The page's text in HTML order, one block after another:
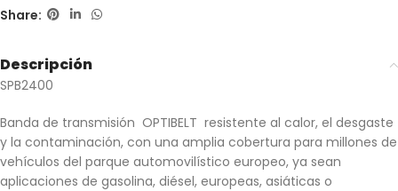
Share:
Descripción
SPB2400
Banda de transmisión OPTIBELT resistente al calor, el desgaste
y la contaminación, con una amplia cobertura para millones de
vehículos del parque automovilístico europeo, ya sean
aplicaciones de gasolina, diésel, europeas, asiáticas o